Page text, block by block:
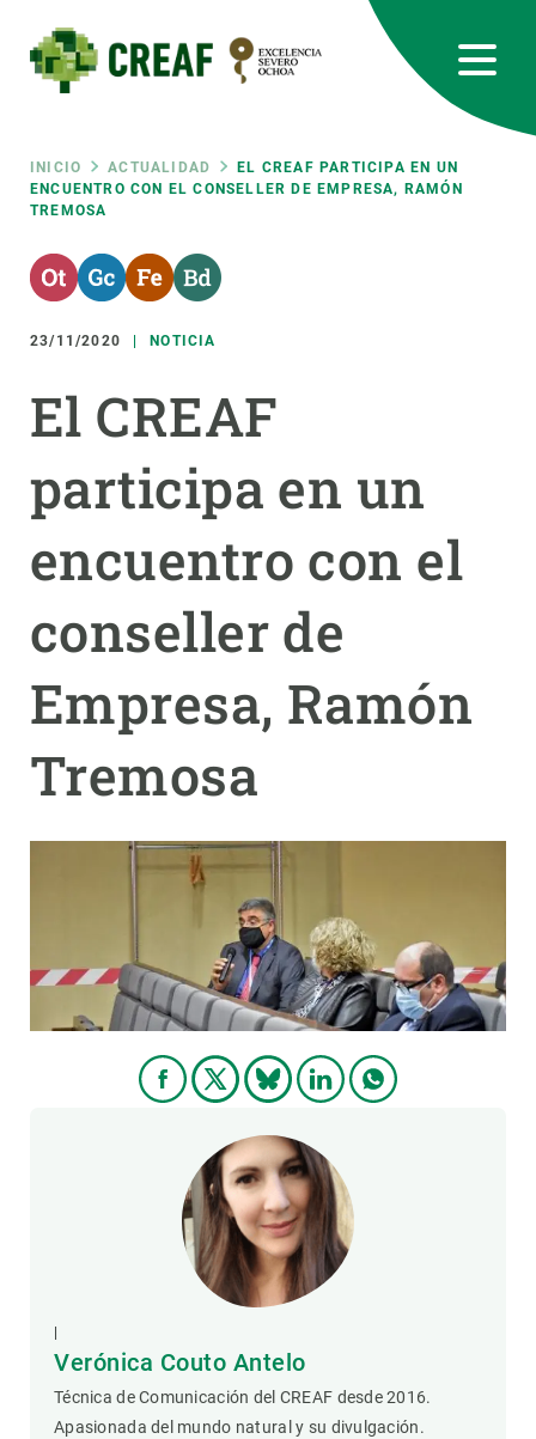
contenido
principal
Ruta
de
navegación
INICIO ACTUALIDAD
EL CREAF PARTICIPA EN UN
ENCUENTRO CON EL CONSELLER DE EMPRESA, RAMÓN
TREMOSA
23/11/2020 NOTICIA
El CREAF
participa en un
encuentro con el
conseller de
Empresa, Ramón
Tremosa
Verónica Couto Antelo
Técnica de Comunicación del CREAF desde 2016.
Apasionada del mundo natural y su divulgación.
RRSS
Featured
responsive
Responsive
menu
INVESTIGACIÓN
CIENCIA EN ACCIÓN
NOTICIAS Y AGENDA